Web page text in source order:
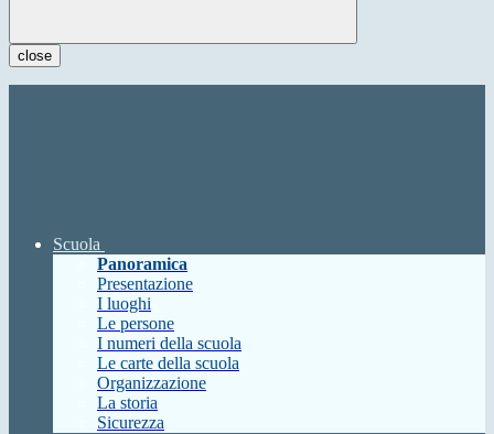
close
Scuola
Panoramica
Presentazione
I luoghi
Le persone
I numeri della scuola
Le carte della scuola
Organizzazione
La storia
Sicurezza